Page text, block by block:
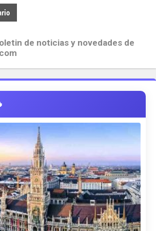
de noticias y novedades de